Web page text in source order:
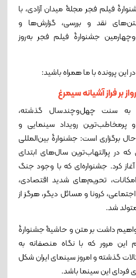
فیلم فجر مجلۀ میدان آزادی، با
نقد و بررسی، گزارش‌ها و
جشنوارۀ فیلم فجر به‌روز
پرونده با ما همراه باشید:
بر فراز آشیانه سیمرغ
به سنت چهل‌‌وچندسال گذشته،
پرمخاطب‌ترین رویداد سینمایی و
برگزاری است: جشنوارۀ بین‌المللی
در پرالتهاب‌ترین سال‌های ابتدای
کرد. جشنواره‌ای که با وجود جنگ
تحریم‌های شدید اقتصادی،
کرونا و مسائل دیگر، هرگز از
متولد شد.
داشت بر متن و حاشیۀ جشنوارۀ
این مرور که با نگاه منصفانه به
گذشته و امروز سینمای ایران شکل
فردای این سینما باشد.